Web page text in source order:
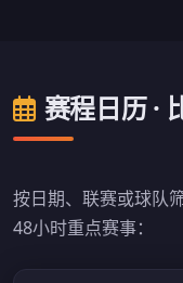
赛程日历 ·
按日期、联赛或球队
48小时重点赛事：